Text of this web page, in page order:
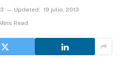
Updated: 19 julio, 2013
Read